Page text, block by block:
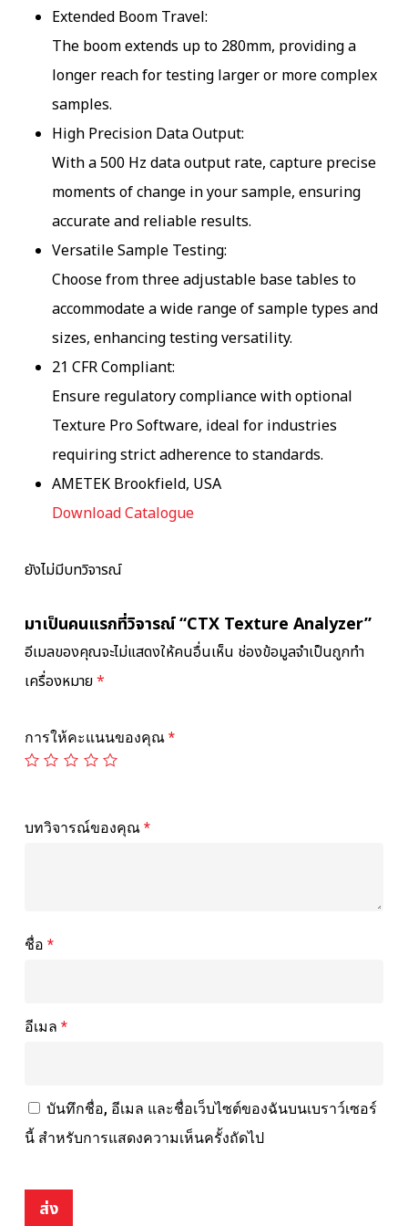
Extended Boom Travel:
The boom extends up to 280mm, providing a
longer reach for testing larger or more complex
samples.
High Precision Data Output:
With a 500 Hz data output rate, capture precise
moments of change in your sample, ensuring
accurate and reliable results.
Versatile Sample Testing:
Choose from three adjustable base tables to
accommodate a wide range of sample types and
sizes, enhancing testing versatility.
21 CFR Compliant:
Ensure regulatory compliance with optional
Texture Pro Software, ideal for industries
requiring strict adherence to standards.
AMETEK Brookfield, USA
Download Catalogue
ยังไม่มีบทวิจารณ์
มาเป็นคนแรกที่วิจารณ์ “CTX Texture Analyzer”
อีเมลของคุณจะไม่แสดงให้คนอื่นเห็น ช่องข้อมูลจำเป็นถูกทำ
เครื่องหมาย*
การให้คะแนนของคุณ *
บทวิจารณ์ของคุณ *
ชื่อ *
อีเมล *
บันทึกชื่อ, อีเมล และชื่อเว็บไซต์ของฉันบนเบราว์เซอร์
นี้ สำหรับการแสดงความเห็นครั้งถัดไป